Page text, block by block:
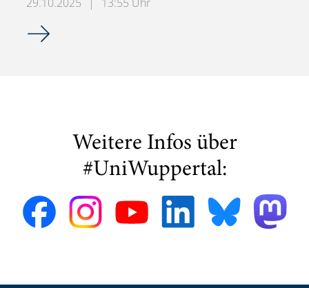
Klausureinsicht SoSe 2025
Weitere Infos über
#UniWuppertal: